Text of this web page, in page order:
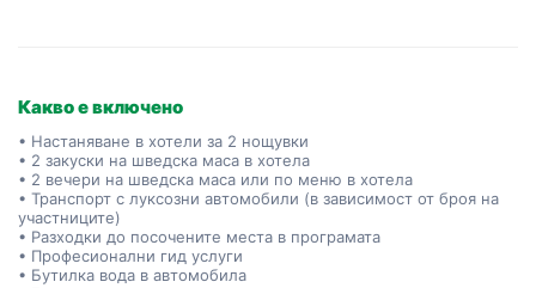
Какво е включено
• Настаняване в хотели за 2 нощувки
• 2 закуски на шведска маса в хотела
• 2 вечери на шведска маса или по меню в хотела
• Транспорт с луксозни автомобили (в зависимост от броя на
участниците)
• Разходки до посочените места в програмата
• Професионални гид услуги
• Бутилка вода в автомобила